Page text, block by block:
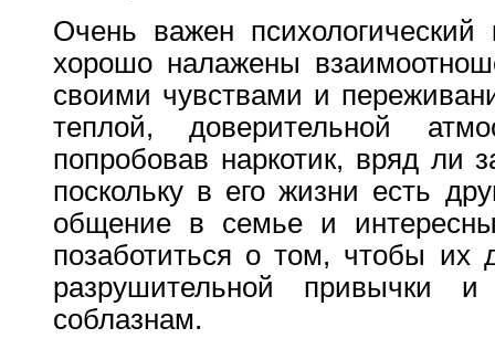
Очень важен
хорошо налажены
своими чувствами и
теплой, доверительной
попробовав наркотик, вряд ли
поскольку в его жизни есть
общение в семье и
позаботиться о том, чтобы их
разрушительной привычки и
соблазнам.